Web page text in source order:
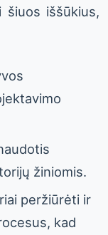
šiuos iššūkius,
žiniomis.
peržiūrėti ir
kad